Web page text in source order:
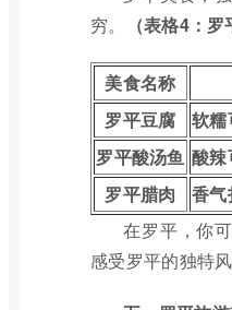
穷。
（表格4：
美食名称
罗平豆腐
软糯
罗平酸汤鱼 酸
罗平腊肉
香
在罗平，你
感受罗平的独特风